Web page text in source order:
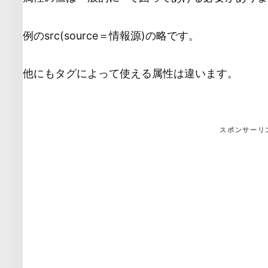
例のsrc(source＝情報源)の略です。
他にもタグによって使える属性は違います。
スポンサーリ